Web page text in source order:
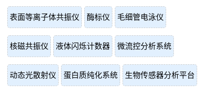
表面等离子体共振仪 酶标仪 毛细管电泳仪
核磁共振仪 液体闪烁计数器 微流控分析系统
动态光散射仪 蛋白质纯化系统 生物传感器分析平台